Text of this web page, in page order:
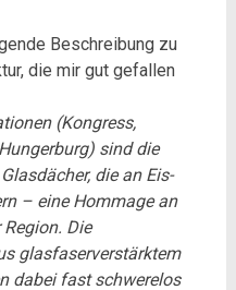
Beschreibung zu
die mir gut gefallen
(Kongress,
sind die
die an Eis-
– eine Hommage an
Die
glasfaserverstärktem
dabei fast schwerelos